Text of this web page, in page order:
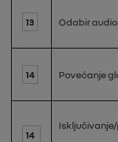
13 Odabir audio
14 Povećanje
14